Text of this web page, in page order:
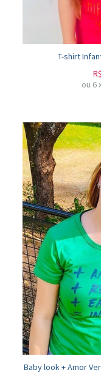
T-shirt
R$
ou 6
Baby look + Amor